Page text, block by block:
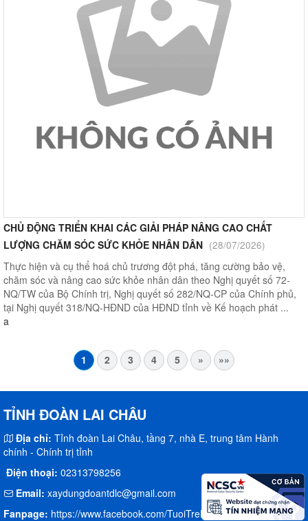
CHỦ ĐỘNG TRIỂN KHAI CÁC GIẢI PHÁP NÂNG CAO CHẤT
LƯỢNG CHĂM SÓC SỨC KHỎE NHÂN DÂN (28/07/2026)
Thực hiện và cụ thể hoá chủ trương đột phá, tăng cường bảo vệ,
chăm sóc và nâng cao sức khỏe nhân dân theo Nghị quyết số 72-
NQ/TW của Bộ Chính trị, Nghị quyết số 282/NQ-CP của Chính phủ,
tại Nghị quyết 318/NQ-HĐND của HĐND tỉnh về Kế hoạch phát ...
a
1 2 3 4 5 » »»
TỈNH ĐOÀN LAI CHÂU
Địa chỉ: Tỉnh đoàn Lai Châu, tầng 7, nhà E, trung tâm Hành
chính - Chính trị tỉnh
Điện thoại: 02313798256
Email: xaydungdoantdlc@gmail.com
Fanpage: https://www.facebook.com/TuoiTreLaiChau